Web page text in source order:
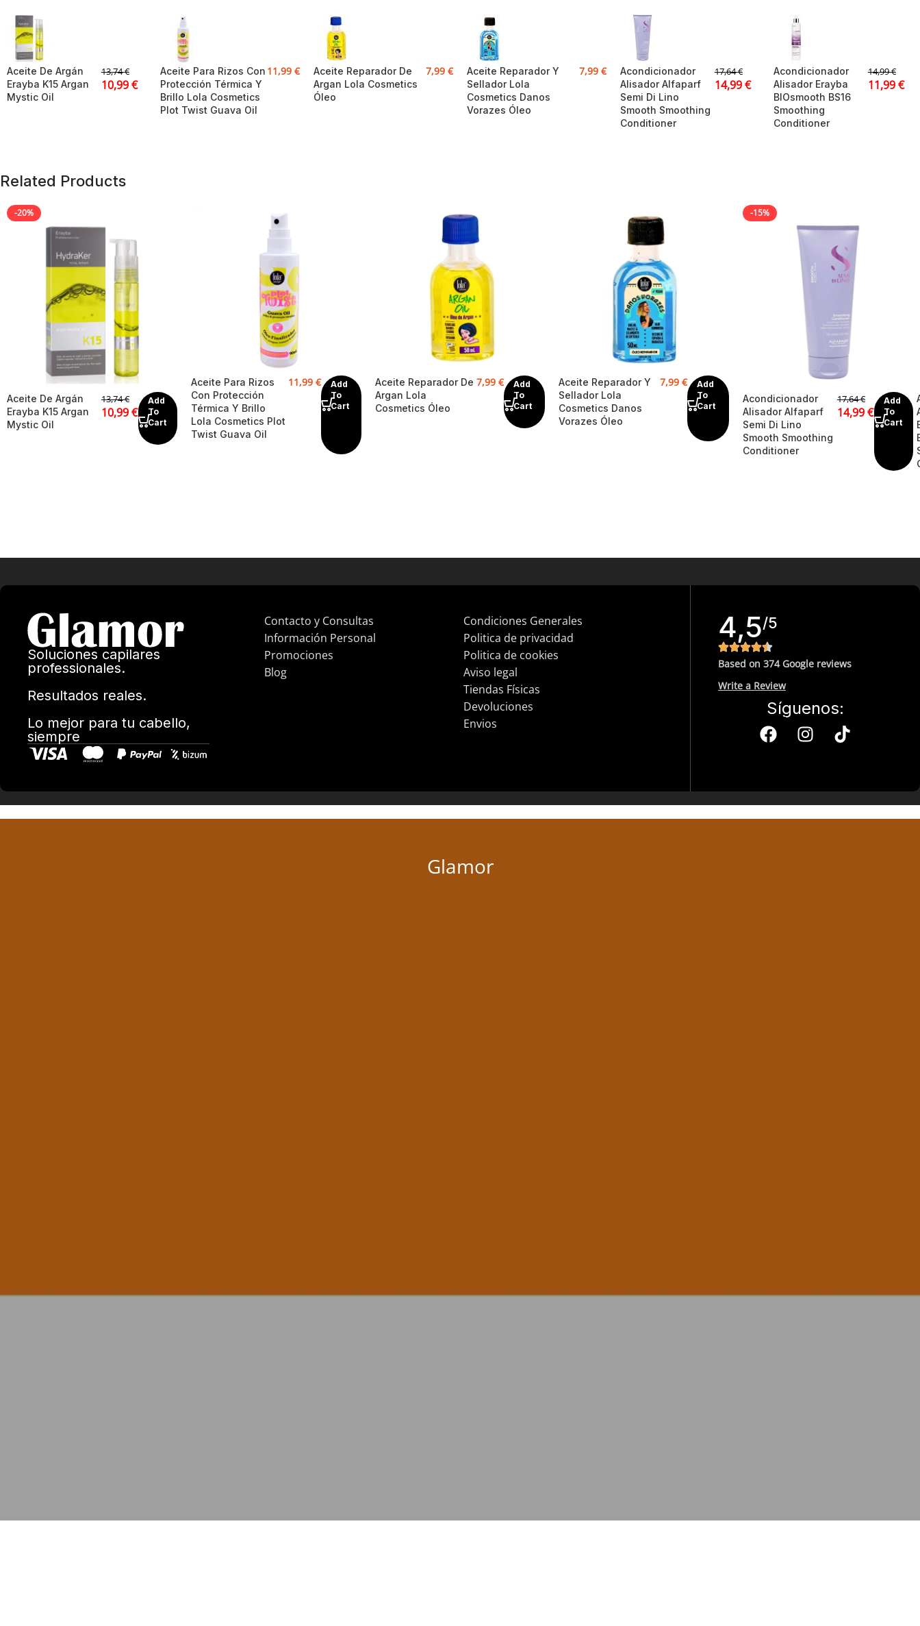
Aceite De Argán
Erayba K15 Argan
Mystic Oil
13,74€
10,99€
Aceite Para Rizos Con
Protección Térmica Y
Brillo Lola Cosmetics
Plot Twist Guava Oil
11,99 €
Aceite Reparador De
Argan Lola Cosmetics
Óleo
7,99 €
Aceite Reparador Y
Sellador Lola
Cosmetics Danos
Vorazes Óleo
7,99 €
Acondicionador
Alisador Alfaparf
Semi Di Lino
Smooth Smoothing
Conditioner
17,64€
14,99€
Acondicionador
Alisador Erayba
BIOsmooth BS16
Smoothing
Conditioner
14,99€
11,99€
Related Products
-20%
Aceite De Argán
Erayba K15 Argan
Mystic Oil
13,74€
10,99€
Add
To
Cart
Aceite Para Rizos
Con Protección
Térmica Y Brillo
Lola Cosmetics Plot
Twist Guava Oil
11,99€
Add
To
Cart
Aceite Reparador De
Argan Lola
Cosmetics Óleo
7,99 €
Add
To
Cart
Aceite Reparador Y
Sellador Lola
Cosmetics Danos
Vorazes Óleo
7,99€
Add
To
Cart
-15%
Acondicionador
Alisador Alfaparf
Semi Di Lino
Smooth Smoothing
Conditioner
17,64€
14,99€
Add
To
Cart
Soluciones capilares
professionales.
Resultados reales.
Lo mejor para tu cabello,
siempre
Contacto y Consultas
Información Personal
Promociones
Blog
Condiciones Generales
Politica de privacidad
Politica de cookies
Aviso legal
Tiendas Físicas
Devoluciones
Envios
4,5/5
Based on 374 Google reviews
Write a Review
Síguenos:
Glamor